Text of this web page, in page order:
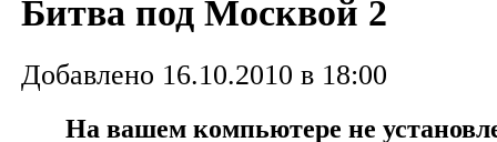
Битва под Москвой 2
Добавлено 16.10.2010 в 18:00
На вашем компьютере не